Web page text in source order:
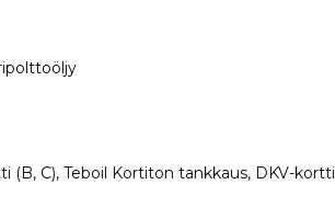
(B, C), Teboil Kortiton tankkaus, DKV-kortti